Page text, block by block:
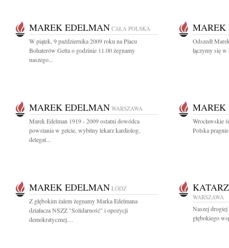
MAREK EDELMAN CAŁA POLSKA
W piątek, 9 października 2009 roku na Placu
Bohaterów Getta o godzinie 11.00 żegnamy
naszego...
MAREK
Odszedł
łączymy się
MAREK EDELMAN WARSZAWA
Marek Edelman 1919 - 2009 ostatni dowódca
powstania w getcie, wybitny lekarz kardiolog,
delegat...
MAREK
Wrocławskie
Polska
MAREK EDELMAN ŁÓDŹ
Z głębokim żalem żegnamy Marka Edelmana
działacza NSZZ "Solidarność" i opozycji
demokratycznej....
WARSZAWA
Naszej
głębokiego